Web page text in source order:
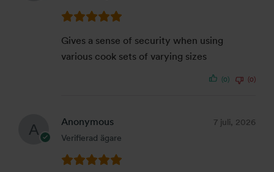
Gives a sense of security when using
various cook sets of varying sizes
(0) (0)
Anonymous
Verifierad ägare
7 juli, 2026